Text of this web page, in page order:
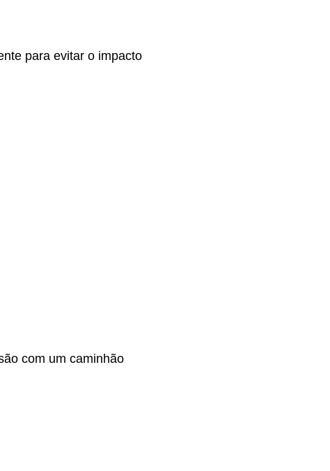
para evitar o impacto
com um caminhão